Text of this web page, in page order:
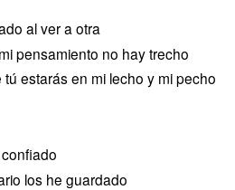
al ver a otra
pensamiento no hay trecho
estarás en mi lecho y mi pecho
los he guardado